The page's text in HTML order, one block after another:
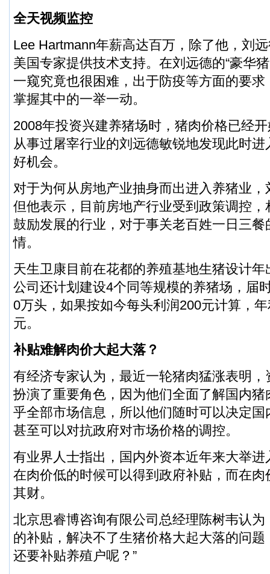
全天视频监控
Lee Hartmann年薪高达百万，除了他，刘
美国专家提供技术支持。在刘远德的“豪华
一窥究竟也很困难，出于防疫等方面的要
掌握其中的一举一动。
2008年投资兴建养猪场时，猪肉价格已经开
从事过屠宰行业的刘远德敏锐地发现此时
好机会。
对于为何从房地产业抽身而出进入养猪业
但他表示，目前房地产行业受到政策调控
鼓励发展的行业，对于事关老百姓一日三
情。
天生卫康目前在花都的养殖基地生猪设计
公司还计划建设4个同等规模的养猪场，届
0万头，如果按如今每头利润200元计算，
元。
补贴难解肉价大起大落？
有经济专家认为，最近一轮猪肉猛涨表明
扮演了重要角色，因为他们全面了解国内
乎全部市场信息，所以他们随时可以决定
甚至可以对抗政府对市场价格的调控。
有业界人士指出，国内外资本近年来大举
在肉价低的时候可以得到政府补贴，而在
其财。
北京思睿博咨询有限公司总经理陈树韦认
的补贴，解决不了生猪价格大起大落的问题
还要补贴养殖户呢？”